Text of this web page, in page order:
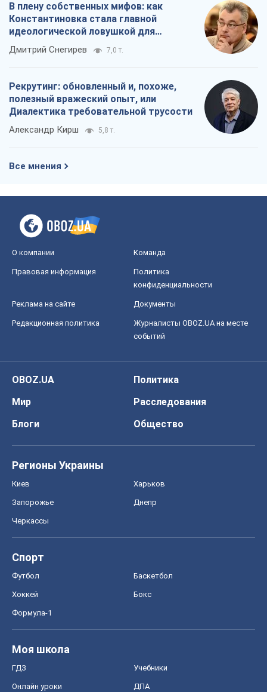
В плену собственных мифов: как
Константиновка стала главной
идеологической ловушкой для
российских оккупантов
Дмитрий Снегирев 7,0 т.
Рекрутинг: обновленный и, похоже,
полезный вражеский опыт, или
Диалектика требовательной трусости
Александр Кирш 5,8 т.
Все мнения
О компании Команда
Правовая информация
Политика
конфиденциальности
Реклама на сайте Документы
Редакционная политика
Журналисты OBOZ.UA на месте
событий
OBOZ.UA
Политика
Мир
Расследования
Блоги
Общество
Регионы Украины
Киев Харьков
Запорожье Днепр
Черкассы
Спорт
Футбол Баскетбол
Хоккей Бокс
Формула-1
Моя школа
ГДЗ Учебники
Онлайн уроки ДПА